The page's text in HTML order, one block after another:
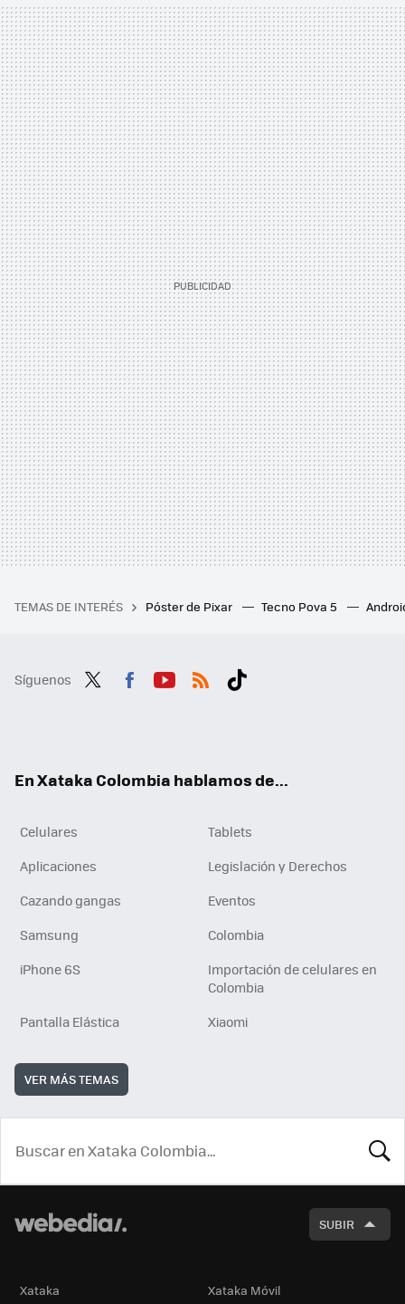
TEMAS DE INTERÉS Póster de Pixar Tecno Pova 5
Síguenos
En Xataka Colombia hablamos de...
Celulares
Tablets
Aplicaciones
Legislación y Derechos
Cazando gangas
Eventos
Samsung
Colombia
iPhone 6S
Importación de celulares en
Colombia
Pantalla Elástica
Xiaomi
VER MÁS TEMAS
SUBIR
Xataka Xataka Móvil